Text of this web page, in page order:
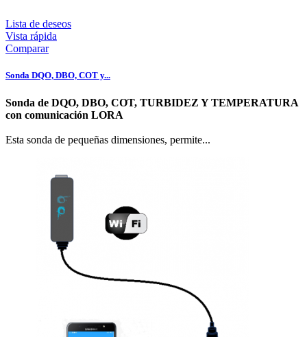
Lista de deseos
Vista rápida
Comparar
Sonda DQO, DBO, COT y...
Sonda de DQO, DBO, COT, TURBIDEZ Y TEMPERATURA
con comunicación LORA
Esta sonda de pequeñas dimensiones, permite...